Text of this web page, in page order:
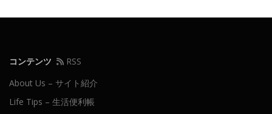
コンテンツ
RSS
About Us – サイト紹介
Life Tips – 生活便利帳